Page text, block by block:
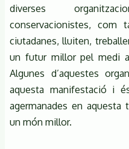
diverses
conservacionistes, com
ciutadanes, lluiten,
un futur millor pel medi
Algunes d’aquestes
aquesta manifestació i
agermanades en aquesta
un món millor.